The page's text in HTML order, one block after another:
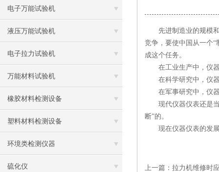
电子万能试验机
液压万能试验机
电子拉力试验机
万能材料试验机
橡胶材料检测设备
塑料材料检测设备
环境类检测仪器
硫化仪
先进制造业的规模和
竞争，要使中国从一个
成这个任务。
在工业生产中，仪器
在科学研究中，仪器
在军事研究中，仪器
现代仪器仪表还是当
断”的。
现在仪器仪表的发展
上一篇： 拉力机维修时